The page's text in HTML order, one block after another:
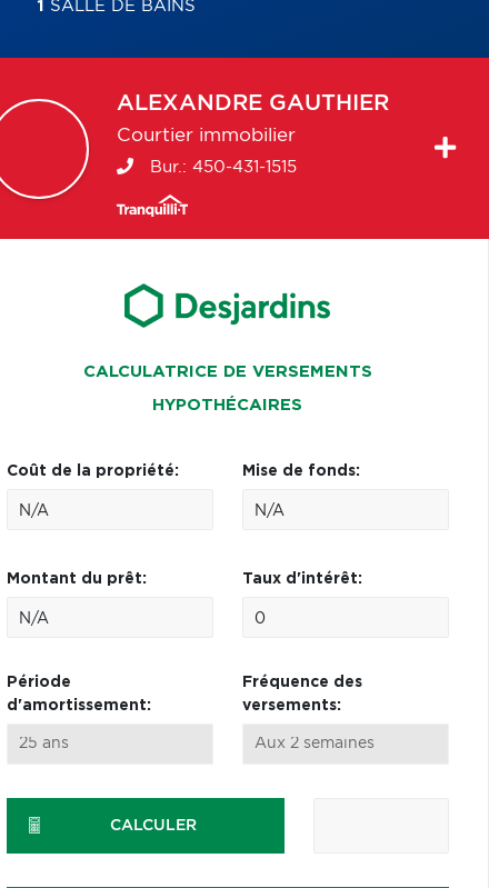
1 SALLE DE BAINS
ALEXANDRE GAUTHIER
Courtier immobilier
Bur.: 450-431-1515
CALCULATRICE DE VERSEMENTS
HYPOTHÉCAIRES
Coût de la propriété: Mise de fonds:
Montant du prêt: Taux d'intérêt:
Période
d'amortissement:
Fréquence des
versements:
CALCULER